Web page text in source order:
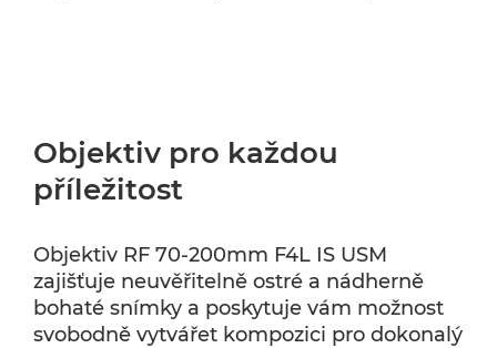
Objektiv pro každou
příležitost
Objektiv RF 70-200mm F4L IS USM
zajišťuje neuvěřitelně ostré a nádherně
bohaté snímky a poskytuje vám možnost
svobodně vytvářet kompozici pro dokonalý